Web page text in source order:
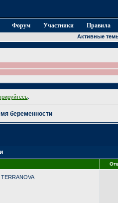
Форум Участники Правила
Активные
.
беременности
TERRANOVA